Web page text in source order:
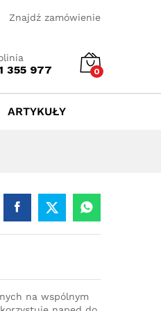
Znajdź zamówienie
355 977 0
ARTYKUŁY
na wspólnym
do koszyka